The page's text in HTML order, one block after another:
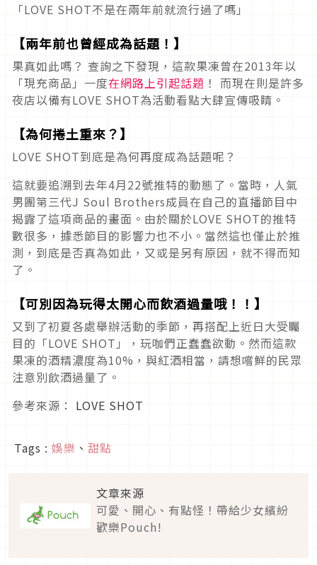
「LOVE SHOT不是在兩年前就流行過了嗎」
【兩年前也曾經成為話題！】
果真如此嗎？ 查詢之下發現，這款果凍曾在2013年以
「現充商品」一度在網路上引起話題 ！ 而現在則是許多
夜店以備有LOVE SHOT為活動看點大肆宣傳吸睛。
【為何捲土重來？】
LOVE SHOT到底是為何再度成為話題呢？
這就要追溯到去年4月22號推特的動態了。當時，人氣
男團第三代J Soul Brothers成員在自己的直播節目中
揭露了這項商品的畫面。由於關於LOVE SHOT的推特
數很多，據悉節目的影響力也不小。當然這也僅止於推
測，到底是否真為如此，又或是另有原因，就不得而知
了。
【可別因為玩得太開心而飲酒過量哦！！】
又到了初夏各處舉辦活動的季節，再搭配上近日大受矚
目的「LOVE SHOT」，玩咖們正蠢蠢欲動。然而這款
果凍的酒精濃度為10%，與紅酒相當，請想嚐鮮的民眾
注意別飲酒過量了。
參考來源： LOVE SHOT
Tags : 娛樂 、 甜點
文章來源
可愛、開心、有點怪！帶給少女繽紛
歡樂Pouch!